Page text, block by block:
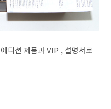
디션 제품과 VIP , 설명서로